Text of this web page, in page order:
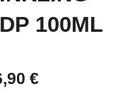
100ML
€